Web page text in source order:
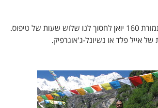
הגענו לנקודת ההתחלה. שם ישנם מקומיים עם סוסים ספק חמורים, המציעים תמורת 160 יואן לחסוך לנו שלוש שעות של טיפוס.
אייל פלד או נשיונל-ג'אוגרפיק.